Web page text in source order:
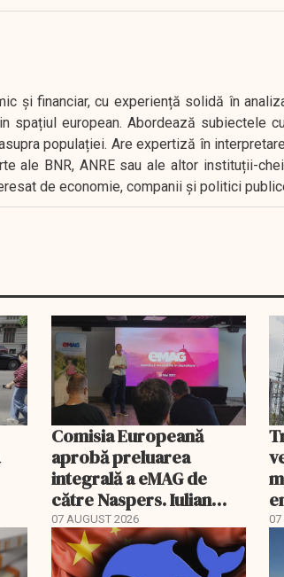
și financiar, cu experiență solidă în
spațiul european. Abordează subiectele
populației. Are expertiză în
ale BNR, ANRE sau ale altor instituții-
de economie, companii și politici
Comisia Europeană
aprobă preluarea
integrală a eMAG de
către Naspers. Iulian
Stanciu iese din
acționariat
07 AUGUST 2026 07